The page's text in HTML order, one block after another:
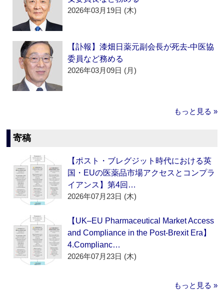
2026年03月19日 (木)
【訃報】漆畑日薬元副会長が死去‐中医協
委員など務める
2026年03月09日 (月)
もっと見る »
寄稿
【ポスト・ブレグジット時代における英
国・EUの医薬品市場アクセスとコンプラ
イアンス】第4回…
2026年07月23日 (木)
【UK–EU Pharmaceutical Market Access
and Compliance in the Post-Brexit Era】
4.Complianc…
2026年07月23日 (木)
もっと見る »